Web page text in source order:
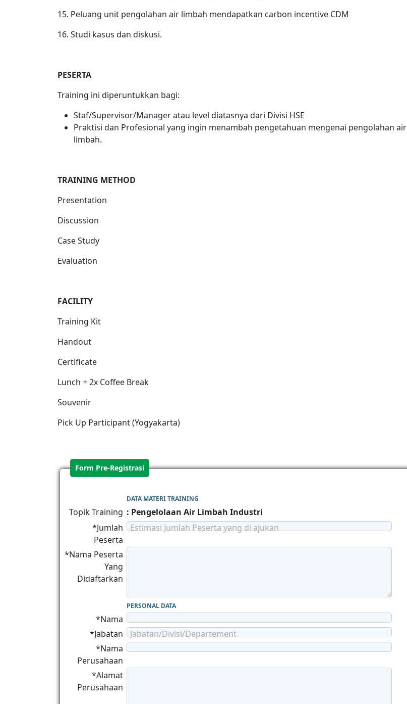
15. Peluang unit pengolahan air limbah mendapatkan carbon incentive CDM
16. Studi kasus dan diskusi.
PESERTA
Training ini diperuntukkan bagi:
Staf/Supervisor/Manager atau level diatasnya dari Divisi HSE
Praktisi dan Profesional yang ingin menambah pengetahuan mengenai pengolahan air
limbah.
TRAINING METHOD
Presentation
Discussion
Case Study
Evaluation
FACILITY
Training Kit
Handout
Certificate
Lunch + 2x Coffee Break
Souvenir
Pick Up Participant (Yogyakarta)
Form Pre-Registrasi
DATA MATERI TRAINING
Topik Training : Pengelolaan Air Limbah Industri
*Jumlah
Peserta
Estimasi Jumlah Peserta yang di ajukan
*Nama Peserta
Yang
Didaftarkan
PERSONAL DATA
*Nama
*Jabatan
Jabatan/Divisi/Departement
*Nama
Perusahaan
*Alamat
Perusahaan